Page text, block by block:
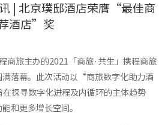
| 北京璞邸酒店荣膺“最佳商
酒店”奖
商旅主办的2021「商旅·共生」携程商旅
满落幕。此次活动以“商旅数字化助力酒
探寻数字化进程及内循环的主体趋势
和更多增长空间。